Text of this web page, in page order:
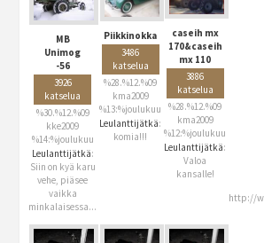
MB
Unimog
-56
3926
katselua
%30.%12.%09
kke2009
%14:%joulukuu
Leulanttijätkä:
Siin on kyä karu
vehe, piäsee
vaikka
minkalaisessa...
Piikkinokka
3486
katselua
%28.%12.%09
kma2009
%13:%joulukuu
Leulanttijätkä:
komia!!!
caseih mx
170&caseih
mx 110
3886
katselua
%28.%12.%09
kma2009
%12:%joulukuu
Leulanttijätkä:
Valoa
kansalle!
http://